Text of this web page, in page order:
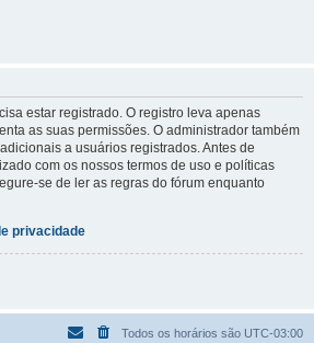
estar registrado. O registro leva apenas
as suas permissões. O administrador também
a usuários registrados. Antes de
com os nossos termos de uso e políticas
se de ler as regras do fórum enquanto
privacidade
Todos os horários são UTC-03:00